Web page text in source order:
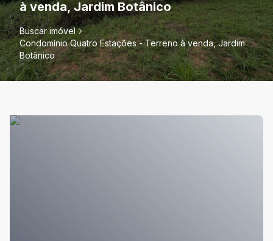
à venda, Jardim Botânico
Buscar imóvel
Condomínio Quatro Estações - Terreno à venda, Jardim
Botânico